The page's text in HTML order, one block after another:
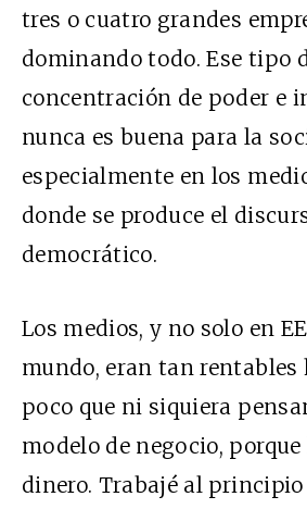
tres o cuatro grandes
dominando todo. Ese tipo
concentración de poder e
nunca es buena para la
especialmente en los
donde se produce el
democrático.
Los medios, y no solo en
mundo, eran tan rentables
poco que ni siquiera
modelo de negocio,
dinero. Trabajé al